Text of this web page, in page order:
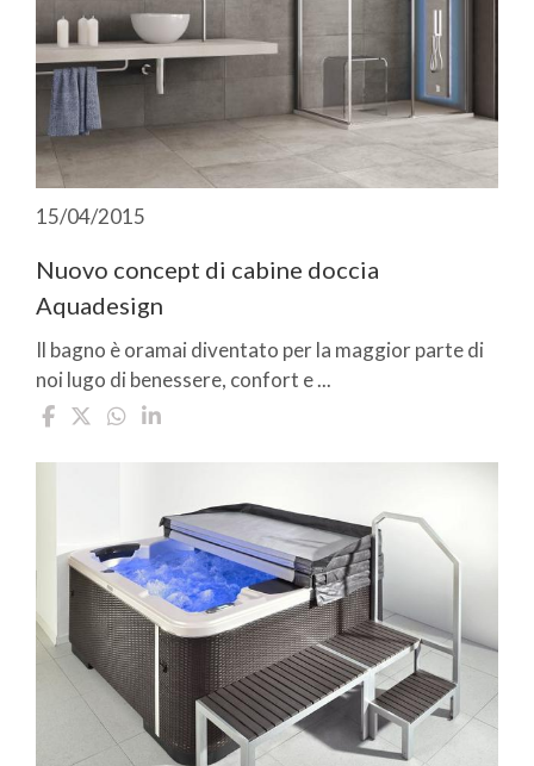
15/04/2015
Nuovo concept di cabine doccia
Aquadesign
Il bagno è oramai diventato per la maggior parte di
noi lugo di benessere, confort e ...